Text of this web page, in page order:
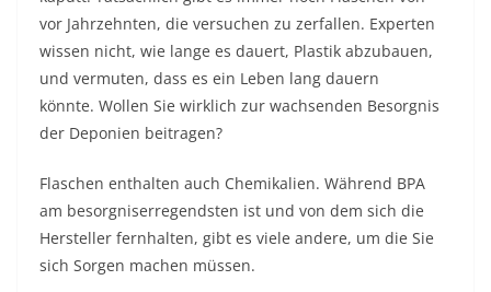
vor Jahrzehnten, die versuchen zu zerfallen. Experten
wissen nicht, wie lange es dauert, Plastik abzubauen,
und vermuten, dass es ein Leben lang dauern
könnte. Wollen Sie wirklich zur wachsenden Besorgnis
der Deponien beitragen?
Flaschen enthalten auch Chemikalien. Während BPA
am besorgniserregendsten ist und von dem sich die
Hersteller fernhalten, gibt es viele andere, um die Sie
sich Sorgen machen müssen.